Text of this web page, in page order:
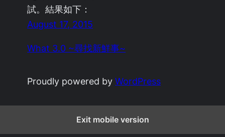
試。結果如下：
August 17, 2015
What 3.0 ~尋找新鮮事~
Proudly powered byWordPress
Exit mobile version